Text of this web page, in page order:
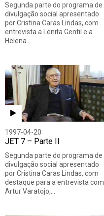
Segunda parte do programa de
divulgação social apresentado
por Cristina Caras Lindas, com
entrevista a Lenita Gentil e a
Helena…
1997-04-20
JET 7 – Parte II
Segunda parte do programa de
divulgação social apresentado
por Cristina Caras Lindas, com
destaque para a entrevista com
Artur Varatojo,…